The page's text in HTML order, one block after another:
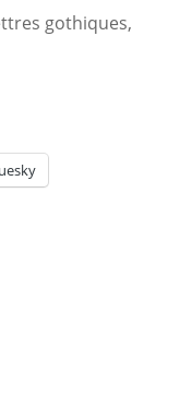
gothiques,